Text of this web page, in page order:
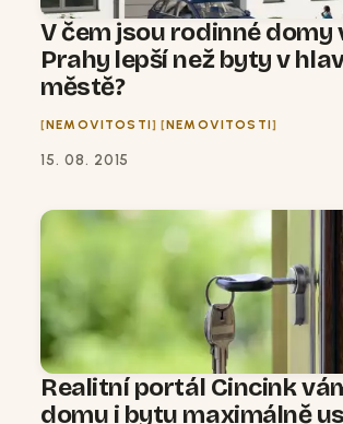
V čem jsou rodinné domy
Prahy lepší než byty v
městě?
NEMOVITOSTI NEMOVITOSTI
15. 08. 2015
Realitní portál Cincink
domu i bytu maximálně